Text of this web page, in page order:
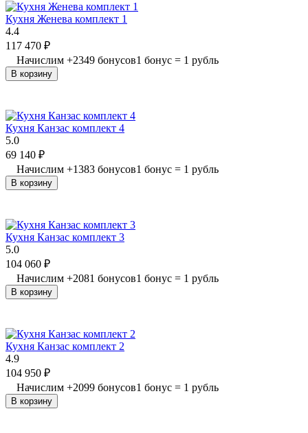
Кухня Женева комплект 1
4.4
117 470 ₽
Начислим +2349 бонусов1 бонус = 1 рубль
В корзину
Кухня Канзас комплект 4
5.0
69 140 ₽
Начислим +1383 бонусов1 бонус = 1 рубль
В корзину
Кухня Канзас комплект 3
5.0
104 060 ₽
Начислим +2081 бонусов1 бонус = 1 рубль
В корзину
Кухня Канзас комплект 2
4.9
104 950 ₽
Начислим +2099 бонусов1 бонус = 1 рубль
В корзину